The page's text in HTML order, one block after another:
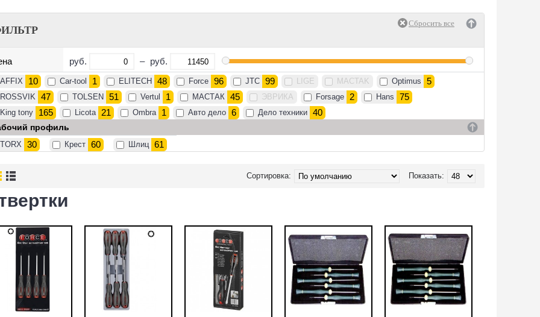
Плоские
Реверсивные
Специальные
Ударные
отвертки
Шестигранные
отвертки
руб. – руб.
AFFIX 10 Car-tool 1 ELITECH 48 Force 96 JTC 99 LIGE MACTAK Optimus 5
ROSSVIK 47 TOLSEN 51 Vertul 1 МАСТАК 45 ЭВРИКА Forsage 2 Hans 75
King tony 165 Licota 21 Ombra 1 Авто дело 6 Дело техники 40
профиль
TORX 30 Крест 60 Шлиц 61
Показать:
Сортировка: